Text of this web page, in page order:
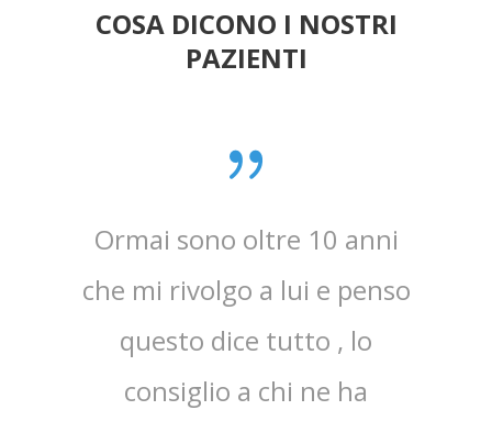
COSA DICONO I NOSTRI
PAZIENTI
Ormai sono oltre 10 anni
che mi rivolgo a lui e penso
questo dice tutto , lo
consiglio a chi ne ha